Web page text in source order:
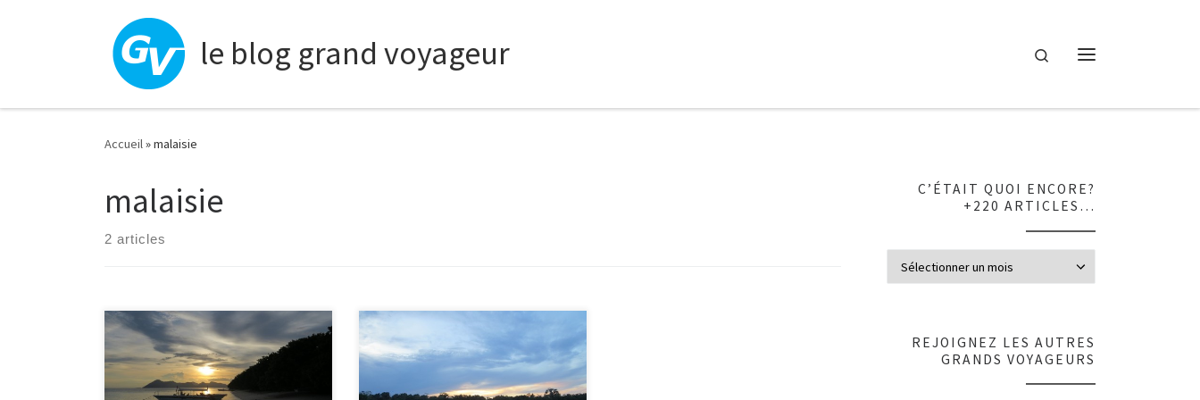
le blog grand voyageur
Search
Accueil»malaisie
malaisie
2 articles
Vous connaissez déjà la Réunion,
Tahiti, ou même Ko Lanta? Mais
personne connait encore Pom Pom
Island! On a donc passé 5 jours au
On a adoré notre aventure
à Bornéo! Ça vaut vraiment le coup si
vous aimez la nature. Par contre il
y’avait un souci technique avec le site
C’ÉTAIT QUOI ENCORE?
+220 ARTICLES…
REJOIGNEZ LES AUTRES
GRANDS VOYAGEURS